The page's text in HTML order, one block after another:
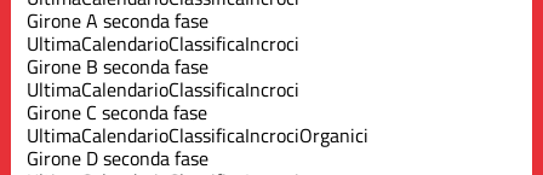
Girone A seconda fase
UltimaCalendarioClassificaIncroci
Girone B seconda fase
UltimaCalendarioClassificaIncroci
Girone C seconda fase
UltimaCalendarioClassificaIncrociOrganici
Girone D seconda fase